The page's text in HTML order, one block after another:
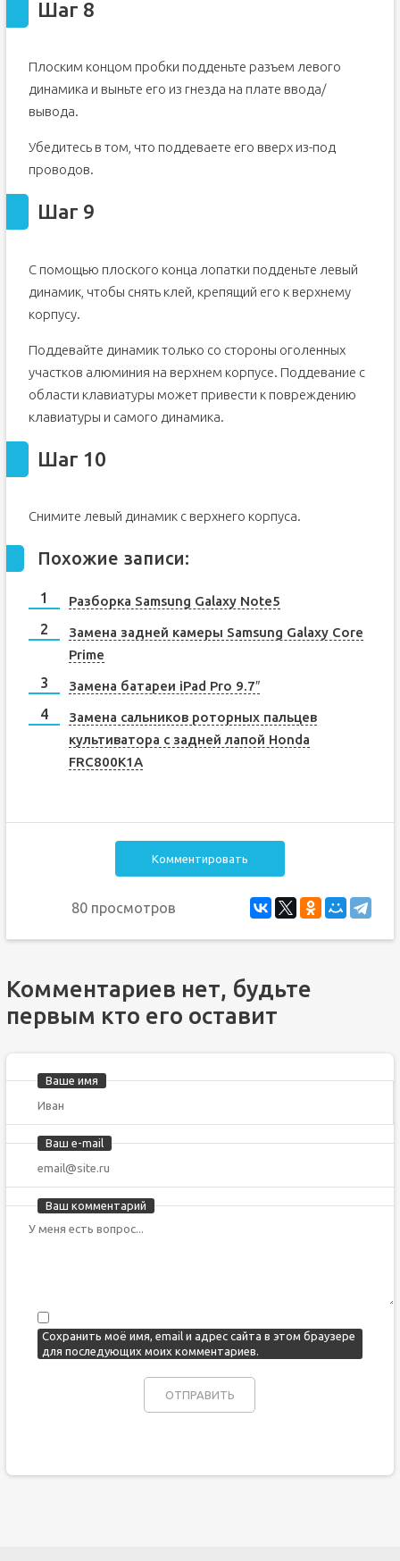
Шаг 8
Плоским концом пробки подденьте разъем левого
динамика и выньте его из гнезда на плате ввода/
вывода.
Убедитесь в том, что поддеваете его вверх из-под
проводов.
Шаг 9
С помощью плоского конца лопатки подденьте левый
динамик, чтобы снять клей, крепящий его к верхнему
корпусу.
Поддевайте динамик только со стороны оголенных
участков алюминия на верхнем корпусе. Поддевание с
области клавиатуры может привести к повреждению
клавиатуры и самого динамика.
Шаг 10
Снимите левый динамик с верхнего корпуса.
Похожие записи:
Разборка Samsung Galaxy Note5
Замена задней камеры Samsung Galaxy Core
Prime
Замена батареи iPad Pro 9.7″
Замена сальников роторных пальцев
культиватора с задней лапой Honda
FRC800K1A
Комментировать
80 просмотров
Комментариев нет, будьте
первым кто его оставит
Ваше имя
Ваш e-mail
Ваш комментарий
Сохранить моё имя, email и адрес сайта в этом браузере
для последующих моих комментариев.